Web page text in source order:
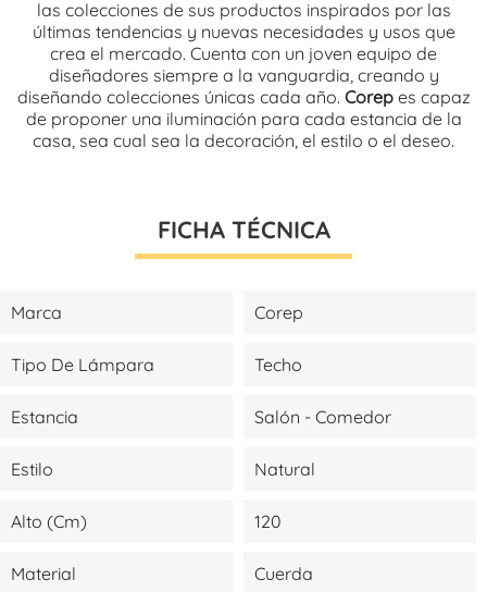
las colecciones de sus productos inspirados por las
últimas tendencias y nuevas necesidades y usos que
crea el mercado. Cuenta con un joven equipo de
diseñadores siempre a la vanguardia, creando y
diseñando colecciones únicas cada año. Corepes capaz
de proponer una iluminación para cada estancia de la
casa, sea cual sea la decoración, el estilo o el deseo.
FICHA TÉCNICA
Marca Corep
Tipo De Lámpara Techo
Estancia Salón - Comedor
Estilo Natural
Alto (cm) 120
Material Cuerda